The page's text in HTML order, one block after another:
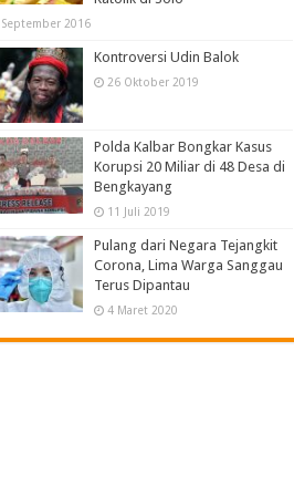
2016
Kontroversi Udin Balok
26 Oktober 2019
Polda Kalbar Bongkar Kasus
Korupsi 20 Miliar di 48 Desa di
Bengkayang
11 Juli 2019
Pulang dari Negara Tejangkit
Corona, Lima Warga Sanggau
Terus Dipantau
4 Maret 2020